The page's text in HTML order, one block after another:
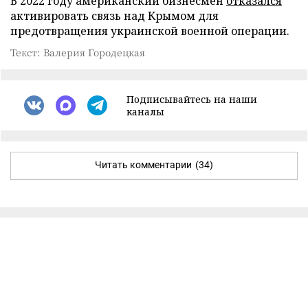
активировать связь над Крымом для
предотвращения украинской военной операции.
Текст: Валерия Городецкая
Подписывайтесь на наши
каналы
Читать комментарии (34)